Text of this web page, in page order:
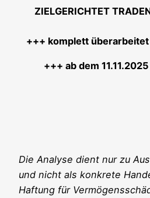
ZIELGERICHTET
+++ kom­plett
+++ ab dem
Die Ana­ly­se dient nur zu
und nicht als kon­kre­te
Haf­tung für